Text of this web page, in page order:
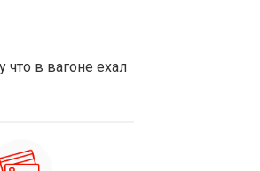
что в вагоне ехал